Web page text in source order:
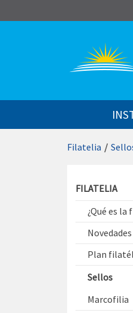
Filatelia /
FILATELIA
¿Qué es
Plan
Sellos
Marcofilia